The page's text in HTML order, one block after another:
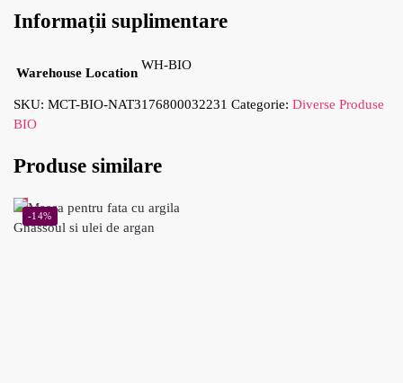
Informații suplimentare
Warehouse Location
WH-BIO
SKU: MCT-BIO-NAT3176800032231 Categorie: Diverse Produse
BIO
Produse similare
-14%